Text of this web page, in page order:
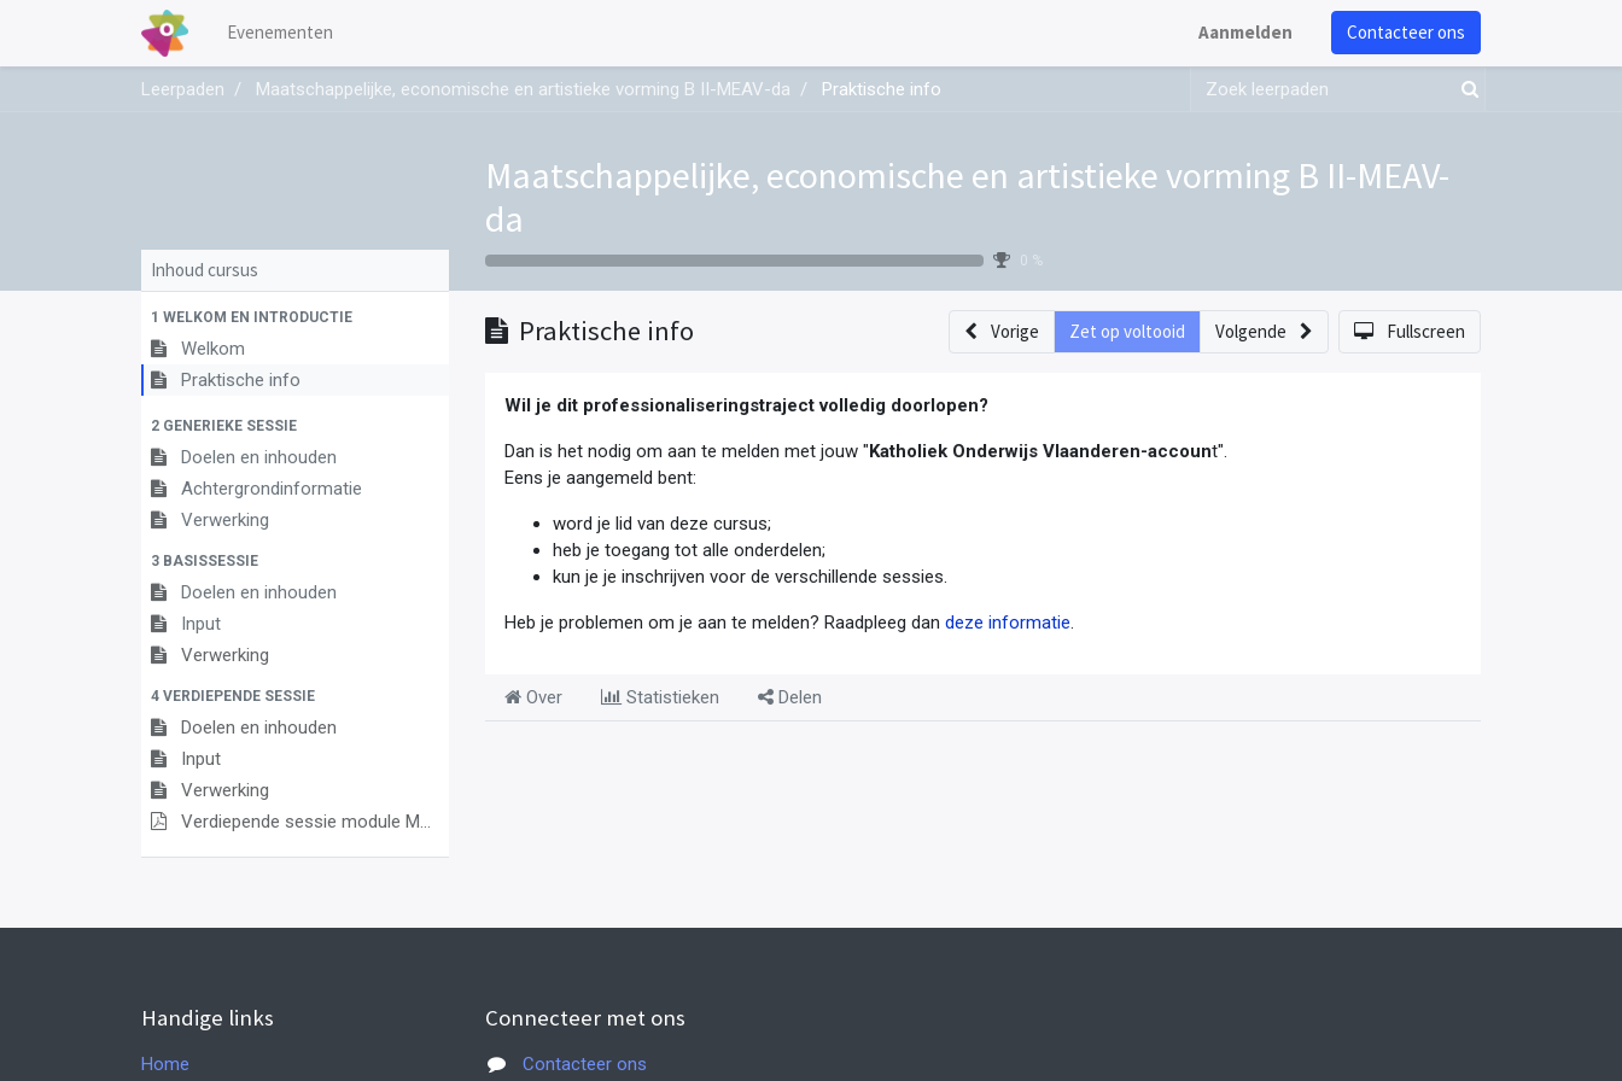
Evenementen Aanmelden Contacteer ons
Leerpaden Maatschappelijke, economische en artistieke vorming B II-MEAV-da Praktische info
Maatschappelijke, economische en artistieke vorming B II-MEAV-
da
0 %
Inhoud cursus
1 WELKOM EN INTRODUCTIE
Welkom
Praktische info
2 GENERIEKE SESSIE
Doelen en inhouden
Achtergrondinformatie
Verwerking
3 BASISSESSIE
Doelen en inhouden
Input
Verwerking
4 VERDIEPENDE SESSIE
Doelen en inhouden
Input
Verwerking
Verdiepende sessie module Maatschappelijke vorming
Praktische info Vorige Zet op voltooid Volgende Fullscreen
Wil je dit professionaliseringstraject volledig doorlopen?
Dan is het nodig om aan te melden met jouw "Katholiek Onderwijs Vlaanderen-account".
Eens je aangemeld bent:
word je lid van deze cursus;
heb je toegang tot alle onderdelen;
kun je je inschrijven voor de verschillende sessies.
Heb je problemen om je aan te melden? Raadpleeg dan deze informatie
Over Statistieken Delen
Handige links
Home
Connecteer met ons
Contacteer ons